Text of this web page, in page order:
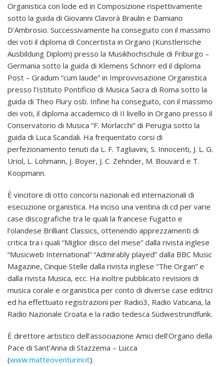
Organistica con lode ed in Composizione rispettivamente
sotto la guida di Giovanni Clavorà Braulin e Damiano
D’Ambrosio. Successivamente ha conseguito con il massimo
dei voti il diploma di Concertista in Organo (Künstlerische
Ausbildung Diplom) presso la Musikhochschule di Friburgo –
Germania sotto la guida di Klemens Schnorr ed il diploma
Post – Gradum “cum laude” in Improvvisazione Organistica
presso l’Istituto Pontificio di Musica Sacra di Roma sotto la
guida di Theo Flury osb. Infine ha conseguito, con il massimo
dei voti, il diploma accademico di II livello in Organo presso il
Conservatorio di Musica “F. Morlacchi” di Perugia sotto la
guida di Luca Scandali. Ha frequentato corsi di
perfezionamento tenuti da L. F. Tagliavini, S. Innocenti, J. L. G.
Uriol, L. Lohmann, J. Boyer, J. C. Zehnder, M. Bouvard e T.
Koopmann.
È vincitore di otto concorsi nazionali ed internazionali di
esecuzione organistica. Ha inciso una ventina di cd per varie
case discografiche tra le quali la francese Fugatto e
l’olandese Brilliant Classics, ottenendo apprezzamenti di
critica tra i quali “Miglior disco del mese” dalla rivista inglese
“Musicweb International” “Admirably played” dalla BBC Music
Magazine, Cinque Stelle dalla rivista inglese “The Organ” e
dalla rivista Musica, ecc. Ha inoltre pubblicato revisioni di
musica corale e organistica per conto di diverse case editrici
ed ha effettuato registrazioni per Radio3, Radio Vaticana, la
Radio Nazionale Croata e la radio tedesca Südwestrundfunk.
È direttore artistico dell’associazione Amici dell’Organo della
Pace di Sant’Anna di Stazzema – Lucca
(www.matteoventurini.it).